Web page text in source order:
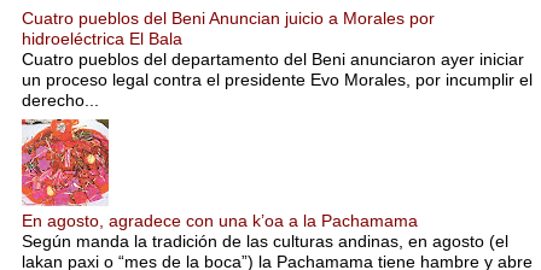
Cuatro pueblos del Beni Anuncian juicio a Morales por
hidroeléctrica El Bala
Cuatro pueblos del departamento del Beni anunciaron ayer iniciar
un proceso legal contra el presidente Evo Morales, por incumplir el
derecho...
En agosto, agradece con una k’oa a la Pachamama
Según manda la tradición de las culturas andinas, en agosto (el
lakan paxi o “mes de la boca”) la Pachamama tiene hambre y abre